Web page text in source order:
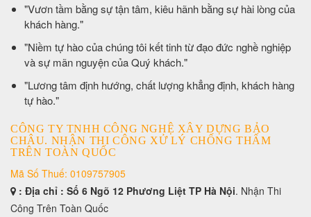
​"Vươn tầm bằng sự tận tâm, kiêu hãnh bằng sự hài lòng của
khách hàng."
​"Niềm tự hào của chúng tôi kết tinh từ đạo đức nghề nghiệp
và sự mãn nguyện của Quý khách."
​"Lương tâm định hướng, chất lượng khẳng định, khách hàng
tự hào."
CÔNG TY TNHH CÔNG NGHỆ XÂY DỰNG BẢO
CHÂU. NHẬN THI CÔNG XỬ LÝ CHỐNG THẤM
TRÊN TOÀN QUỐC
Mã Số Thuế: 0109757905
: Địa chỉ : Số 6 Ngõ 12 Phương Liệt TP Hà Nội. Nhận Thi
Công Trên Toàn Quốc